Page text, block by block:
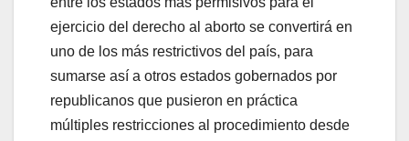
ejercicio del derecho al aborto se convertirá en
uno de los más restrictivos del país, para
sumarse así a otros estados gobernados por
republicanos que pusieron en práctica
múltiples restricciones al procedimiento desde